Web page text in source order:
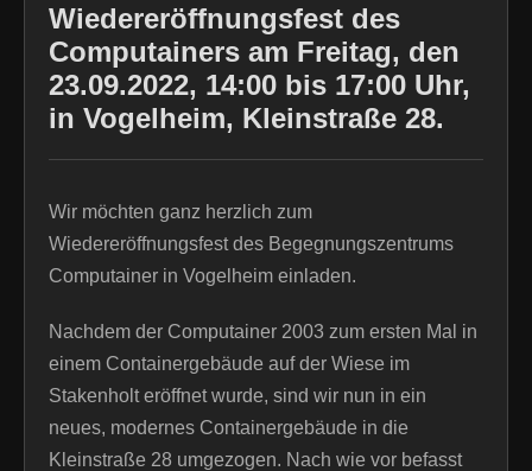
Wiedereröffnungsfest des
Computainers am Freitag, den
23.09.2022, 14:00 bis 17:00 Uhr,
in Vogelheim, Kleinstraße 28.
Wir möchten ganz herzlich zum
Wiedereröffnungsfest des Begegnungszentrums
Computainer in Vogelheim einladen.
Nachdem der Computainer 2003 zum ersten Mal in
einem Containergebäude auf der Wiese im
Stakenholt eröffnet wurde, sind wir nun in ein
neues, modernes Containergebäude in die
Kleinstraße 28 umgezogen. Nach wie vor befasst